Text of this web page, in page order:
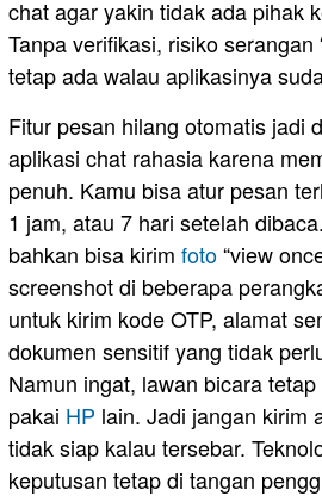
chat agar yakin tidak ada pihak
Tanpa verifikasi, risiko serangan
tetap ada walau aplikasinya
Fitur pesan hilang otomatis jadi
aplikasi chat rahasia karena
penuh. Kamu bisa atur pesan
1 jam, atau 7 hari setelah
bahkan bisa kirim foto“view
screenshot di beberapa
untuk kirim kode OTP, alamat
dokumen sensitif yang tidak
Namun ingat, lawan bicara
pakai HP lain. Jadi jangan kirim
tidak siap kalau tersebar.
keputusan tetap di tangan